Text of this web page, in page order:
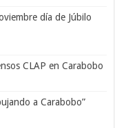
día de Júbilo
CLAP en Carabobo
a Carabobo”